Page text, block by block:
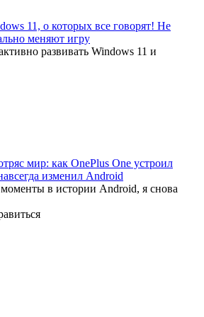
11, о которых все говорят! Не
меняют игру
развивать Windows 11 и
мир: как OnePlus One устроил
изменил Android
в истории Android, я снова